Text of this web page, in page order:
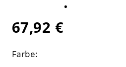
67,92 €
Farbe: